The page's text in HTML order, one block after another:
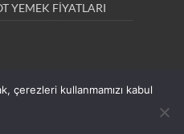
YEMEK FİYATLARI
çerezleri kullanmamızı kabul